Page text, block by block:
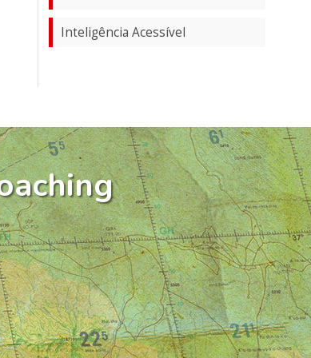
Inteligência Acessível